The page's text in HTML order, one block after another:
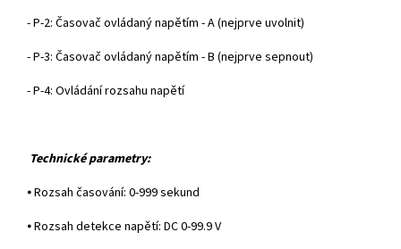
- P-2: Časovač ovládaný napětím - A (nejprve uvolnit)
- P-3: Časovač ovládaný napětím - B (nejprve sepnout)
- P-4: Ovládání rozsahu napětí
Technické parametry:
⦁Rozsah časování: 0-999 sekund
⦁Rozsah detekce napětí: DC 0-99.9 V